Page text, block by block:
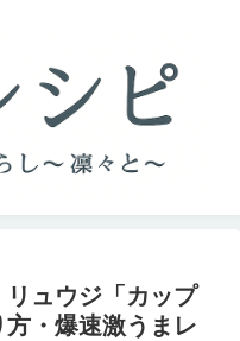
リュウジ「カップ
・爆速激うまレ